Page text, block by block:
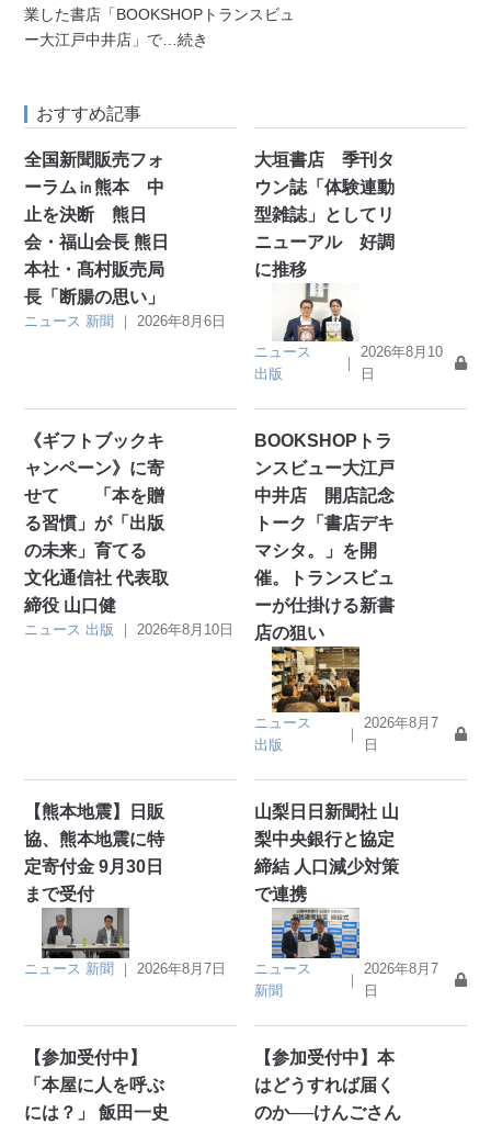
業した書店「BOOKSHOPトランスビュ
ー大江戸中井店」で …続き
おすすめ記事
全国新聞販売フォ
ーラム㏌熊本 中
止を決断 熊日
会・福山会長 熊日
本社・髙村販売局
長「断腸の思い」
ニュース 新聞 ｜2026年8月6日
大垣書店 季刊タ
ウン誌「体験連動
型雑誌」としてリ
ニューアル 好調
に推移
ニュース
出版
｜
2026年8月10
日
《ギフトブックキ
ャンペーン》に寄
せて 「本を贈
る習慣」が「出版
の未来」育てる
文化通信社 代表取
締役 山口健
ニュース 出版 ｜2026年8月10日
BOOKSHOPトラ
ンスビュー大江戸
中井店 開店記念
トーク「書店デキ
マシタ。」を開
催。トランスビュ
ーが仕掛ける新書
店の狙い
ニュース
出版
｜
2026年8月7
日
【熊本地震】日販
協、熊本地震に特
定寄付金 9月30日
まで受付
ニュース 新聞 ｜ 2026年8月7日
山梨日日新聞社 山
梨中央銀行と協定
締結 人口減少対策
で連携
ニュース
新聞
｜
2026年8月7
日
【参加受付中】
「本屋に人を呼ぶ
には？」 飯田一史
【参加受付中】本
はどうすれば届く
のか──けんごさん